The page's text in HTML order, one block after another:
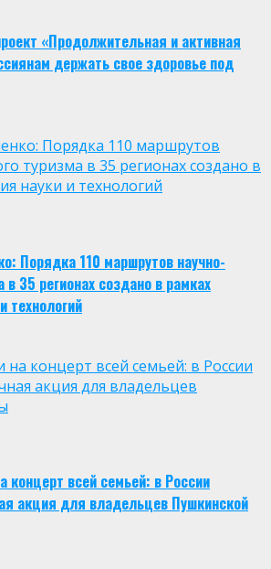
«Продолжительная и активная
держать свое здоровье под
Порядка 110 маршрутов
туризма в 35 регионах создано в
науки и технологий
Порядка 110 маршрутов научно-
в 35 регионах создано в рамках
технологий
на концерт всей семьей: в России
акция для владельцев
концерт всей семьей: в России
акция для владельцев Пушкинской